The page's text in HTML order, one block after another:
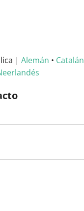
| Alemán • Catalán